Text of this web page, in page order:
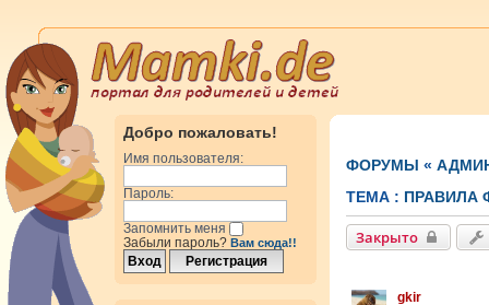
Добро пожаловать!
Имя пользователя:
Пароль:
Запомнить меня
Забыли пароль? Вам сюда!!
ФОРУМЫ «
ТЕМА : ПРАВИЛА
Закрыто
gkir